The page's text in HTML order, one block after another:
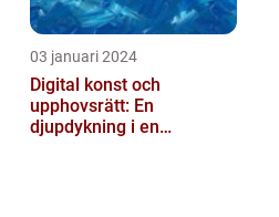
03 januari 2024
Digital konst och
upphovsrätt: En
djupdykning i en